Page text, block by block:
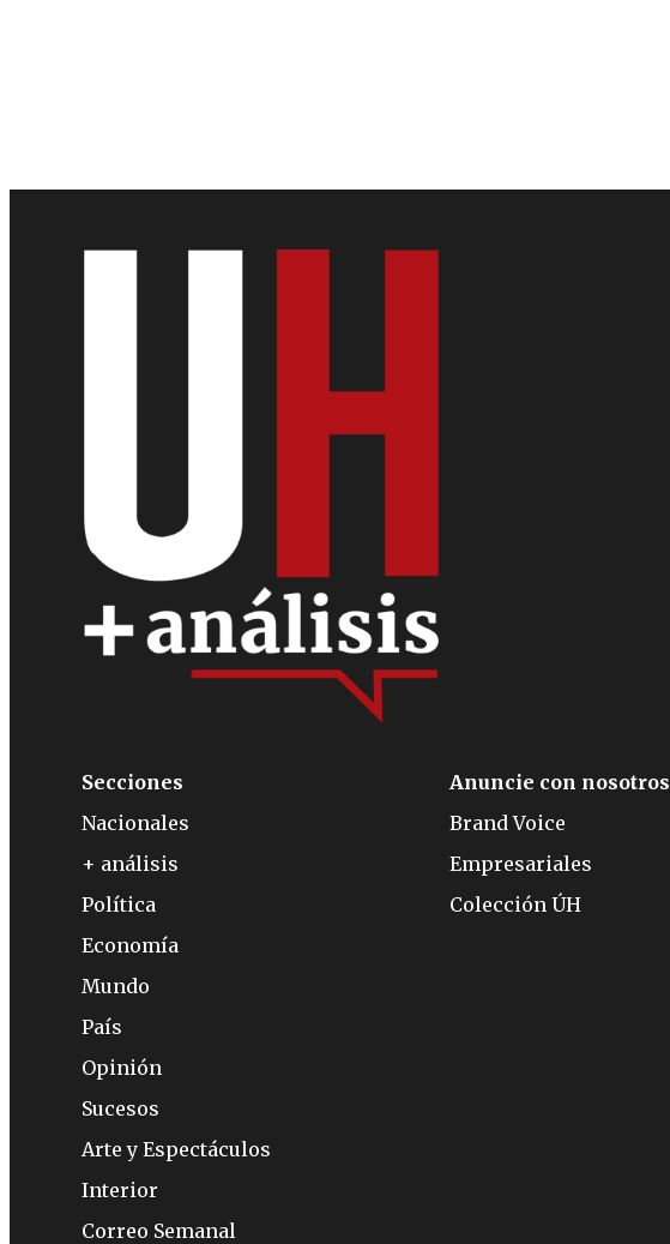
Secciones
Nacionales
+ análisis
Política
Economía
Mundo
País
Opinión
Sucesos
Arte y Espectáculos
Interior
Correo Semanal
Anuncie con nosotros
Brand Voice
Empresariales
Colección ÚH